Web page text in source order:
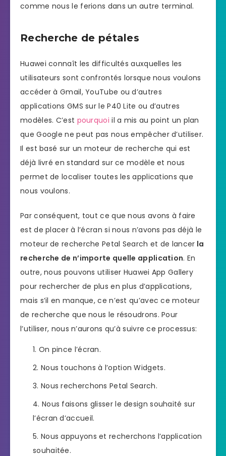
comme nous le ferions dans un autre terminal.
Recherche de pétales
Huawei connaît les difficultés auxquelles les
utilisateurs sont confrontés lorsque nous voulons
accéder à Gmail, YouTube ou d’autres
applications GMS sur le P40 Lite ou d’autres
modèles. C’est pourquoi il a mis au point un plan
que Google ne peut pas nous empêcher d’utiliser.
Il est basé sur un moteur de recherche qui est
déjà livré en standard sur ce modèle et nous
permet de localiser toutes les applications que
nous voulons.
Par conséquent, tout ce que nous avons à faire
est de placer à l’écran si nous n’avons pas déjà le
moteur de recherche Petal Search et de lancer la
recherche de n’importe quelle application. En
outre, nous pouvons utiliser Huawei App Gallery
pour rechercher de plus en plus d’applications,
mais s’il en manque, ce n’est qu’avec ce moteur
de recherche que nous le résoudrons. Pour
l’utiliser, nous n’aurons qu’à suivre ce processus:
On pince l’écran.
Nous touchons à l’option Widgets.
Nous recherchons Petal Search.
Nous faisons glisser le design souhaité sur
l’écran d’accueil.
Nous appuyons et recherchons l’application
souhaitée.